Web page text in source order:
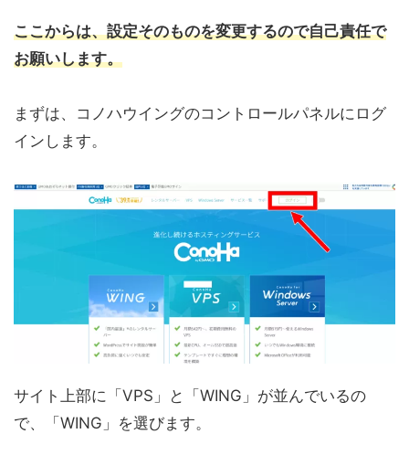
ここからは、設定そのものを変更するので自己責任で
お願いします。
まずは、コノハウイングのコントロールパネルにログ
インします。
サイト上部に「VPS」と「WING」が並んでいるの
で、「WING」を選びます。